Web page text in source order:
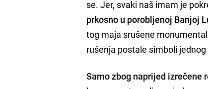
se. Jer, svaki naš imam je
prkosno u porobljenoj Banjoj
tog maja srušene
rušenja postale simboli
Samo zbog naprijed